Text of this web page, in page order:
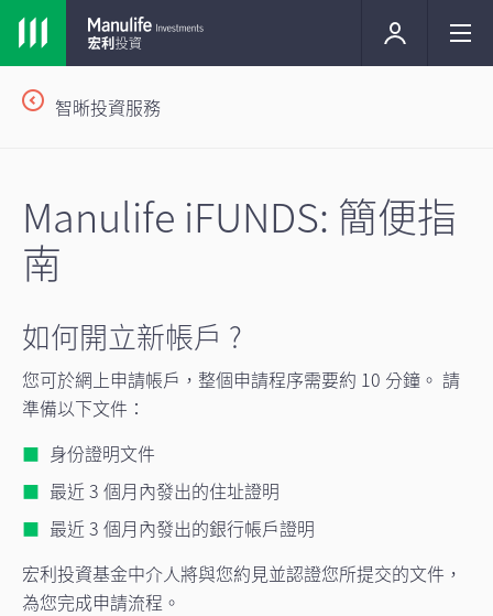
智晰投資服務
Manulife iFUNDS: 簡便指
南
如何開立新帳戶 ?
您可於網上申請帳戶，整個申請程序需要約 10 分鐘。 請
準備以下文件：
身份證明文件
最近 3 個月內發出的住址證明
最近 3 個月內發出的銀行帳戶證明
宏利投資基金中介人將與您約見並認證您所提交的文件，
為您完成申請流程。